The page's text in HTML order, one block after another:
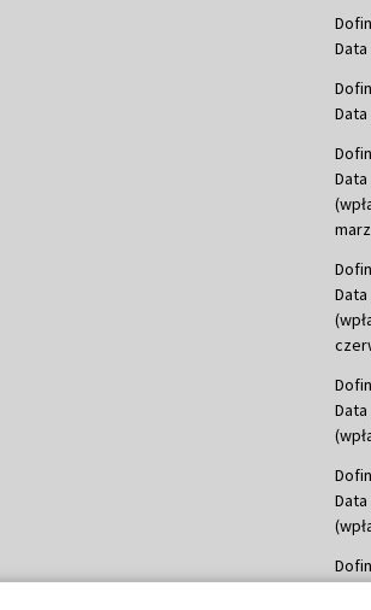
Data
Data
Data
Data
Data
Data